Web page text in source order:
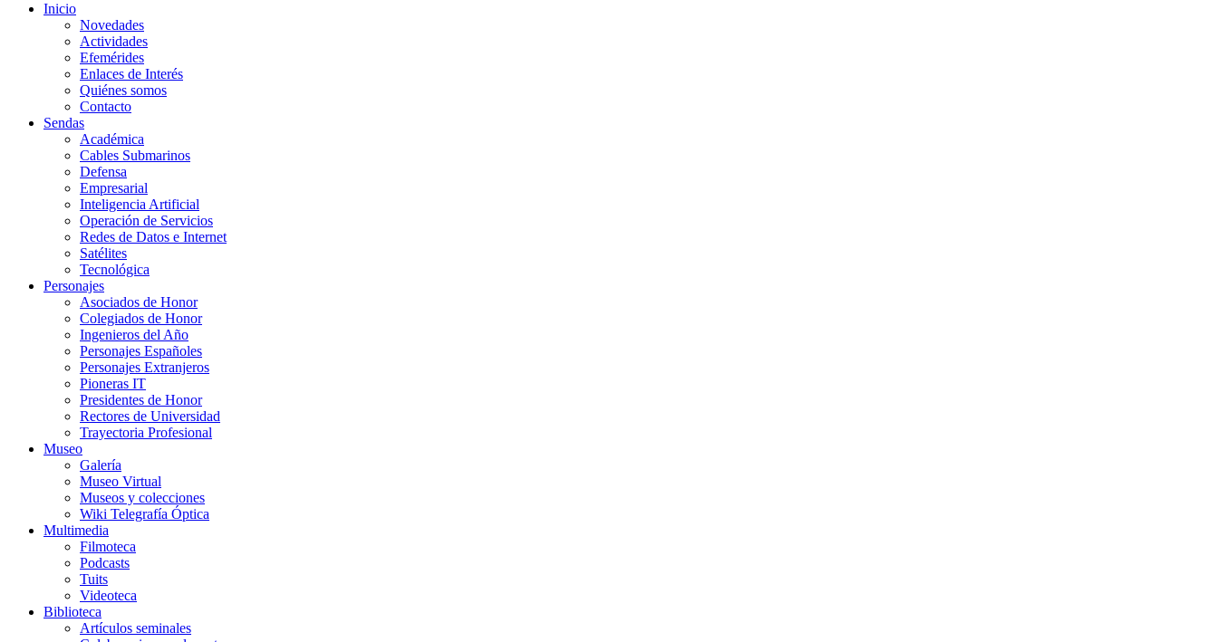
Inicio
Novedades
Actividades
Efemérides
Enlaces de Interés
Quiénes somos
Contacto
Sendas
Académica
Cables Submarinos
Defensa
Empresarial
Inteligencia Artificial
Operación de Servicios
Redes de Datos e Internet
Satélites
Tecnológica
Personajes
Asociados de Honor
Colegiados de Honor
Ingenieros del Año
Personajes Españoles
Personajes Extranjeros
Pioneras IT
Presidentes de Honor
Rectores de Universidad
Trayectoria Profesional
Museo
Galería
Museo Virtual
Museos y colecciones
Wiki Telegrafía Óptica
Multimedia
Filmoteca
Podcasts
Tuits
Videoteca
Biblioteca
Artículos seminales